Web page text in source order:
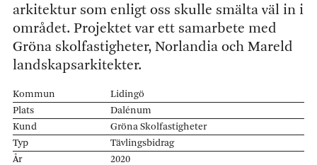
arkitektur som enligt oss skulle smälta väl in i
området. Projektet var ett samarbete med
Gröna skolfastigheter, Norlandia och Mareld
landskapsarkitekter.
Kommun
Lidingö
Plats
Dalénum
Kund
Gröna Skolfastigheter
Typ
Tävlingsbidrag
År
2020